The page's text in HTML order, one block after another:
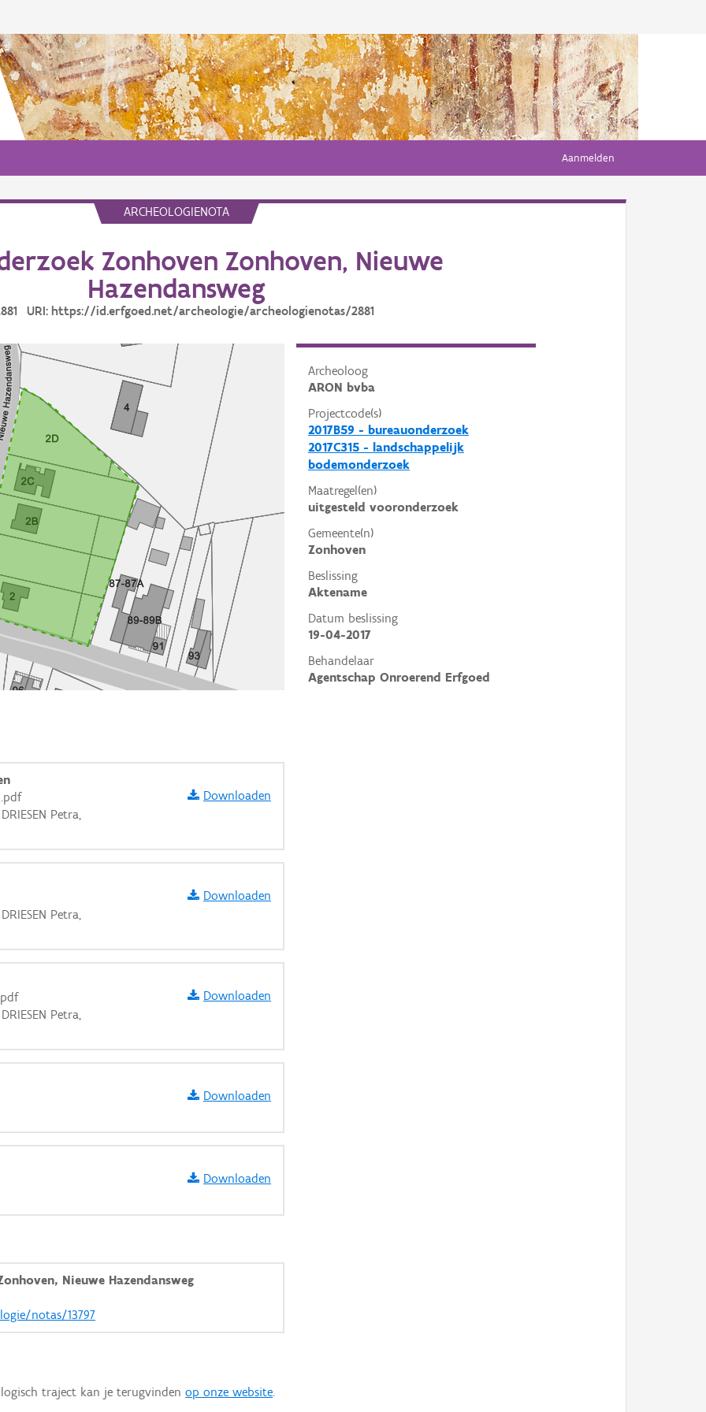
Aanmelden
ARCHEOLOGIENOTA
Zonhoven Zonhoven, Nieuwe
Hazendansweg
URI: https://id.erfgoed.net/archeologie/archeologienotas/2881
Archeoloog
ARON bvba
Projectcode(s)
2017B59 - bureauonderzoek
2017C315 - landschappelijk
bodemonderzoek
Maatregel(en)
uitgesteld vooronderzoek
Gemeente(n)
Zonhoven
Beslissing
Aktename
Datum beslissing
19-04-2017
Behandelaar
Agentschap Onroerend Erfgoed
Petra,
Downloaden
Petra,
Downloaden
Petra,
Downloaden
Downloaden
Downloaden
Nieuwe Hazendansweg
notas/13797
traject kan je terugvindenop onze website.